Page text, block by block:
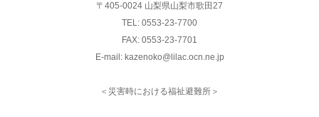
〒405-0024 山梨県山梨市歌田27
TEL: 0553-23-7700
FAX: 0553-23-7701
E-mail: kazenoko@lilac.ocn.ne.jp
＜災害時における福祉避難所＞